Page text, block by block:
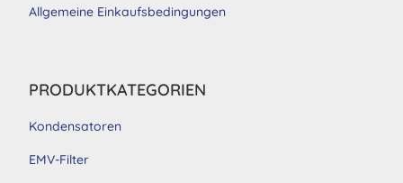
Allgemeine Einkaufsbedingungen
PRODUKTKATEGORIEN
Kondensatoren
EMV-Filter